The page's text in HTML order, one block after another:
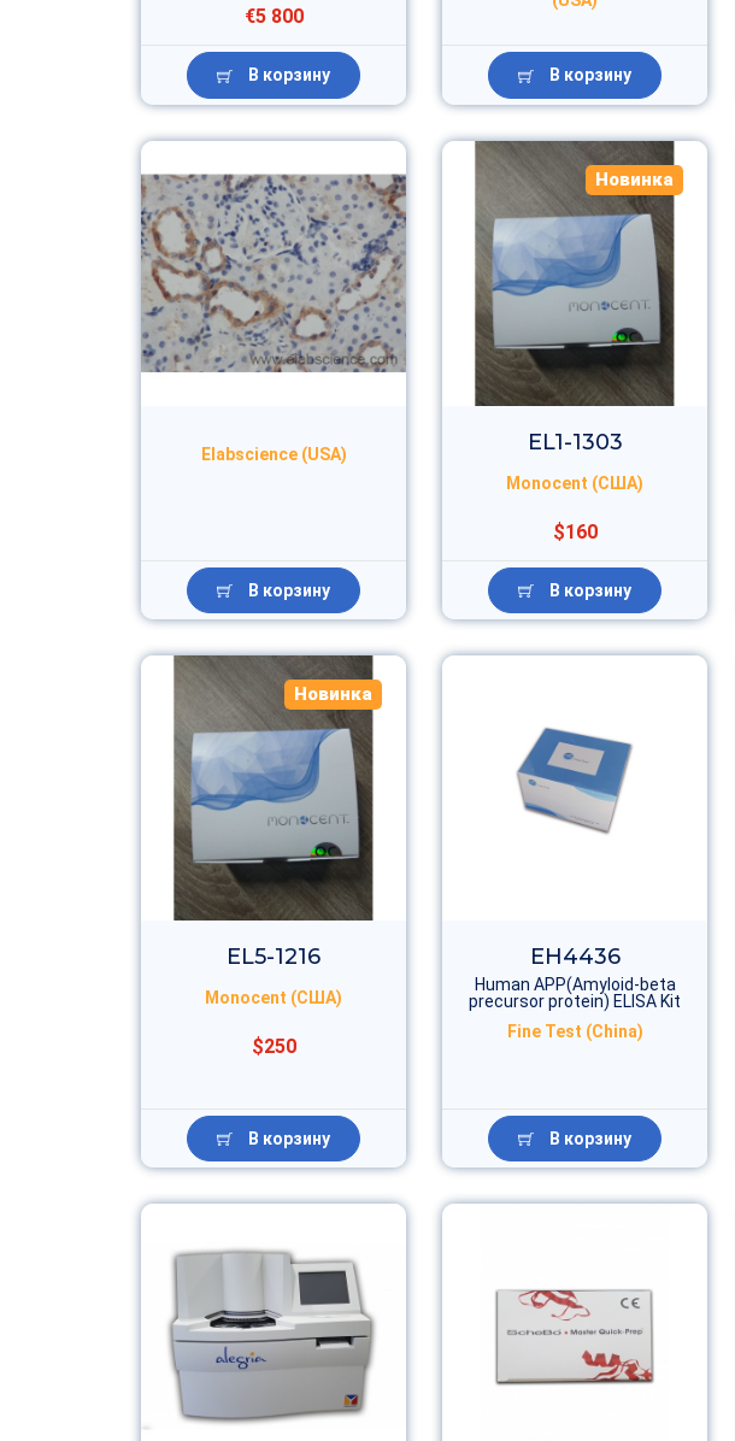
€5 800
В корзину В корзину
Elabscience (USA)
В корзину
Новинка
EL1-1303
Monocent (США)
$160
В корзину
Новинка
EL5-1216
Monocent (США)
$250
В корзину
EH4436
Human APP(Amyloid-beta
precursor protein) ELISA Kit
Fine Test (China)
В корзину